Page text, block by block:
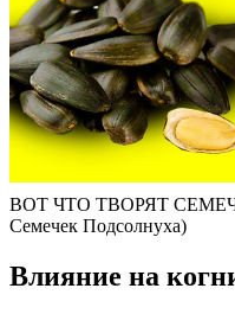
ВОТ ЧТО ТВОРЯТ
Семечек Подсолнуха)
Влияние на